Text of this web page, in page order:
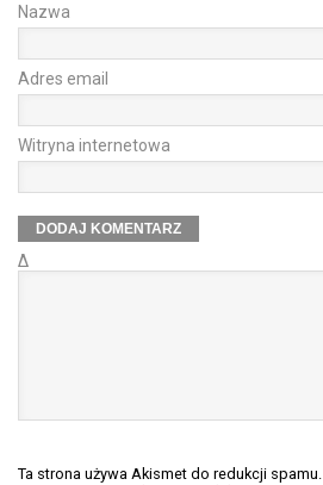
Nazwa
Adres email
Witryna internetowa
Δ
Ta strona używa Akismet do redukcji spamu.